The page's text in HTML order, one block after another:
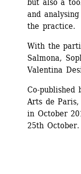
but also a
and
the practice.
With the
Salmona,
Valentina
Co-published
Arts de
in October
25th October.